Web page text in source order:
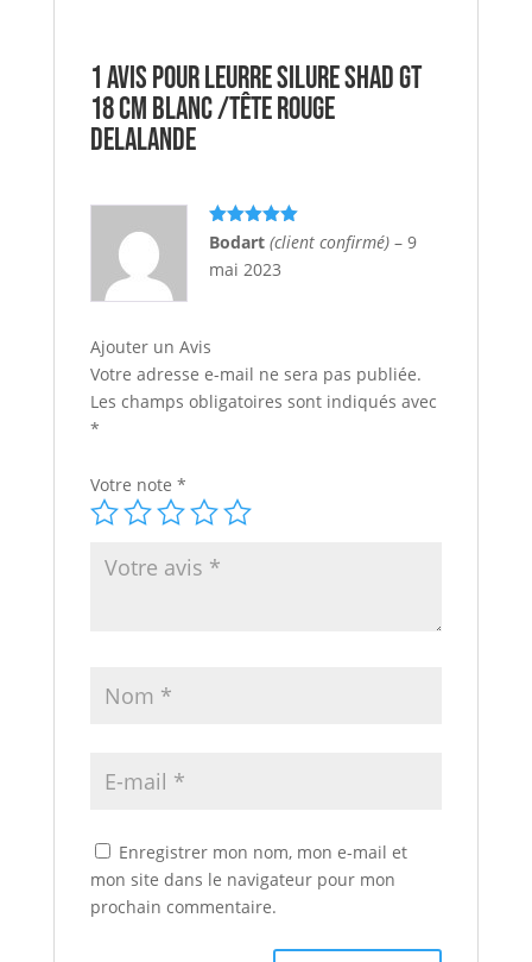
1 avis pourLeurre Silure Shad GT
18 cm Blanc /Tête rouge
DELALANDE
Note5sur
Bodart (client confirmé) – 9
mai 2023
Ajouter un Avis
Votre adresse e-mail ne sera pas publiée.
Les champs obligatoires sont indiqués avec
*
Votre note *
Enregistrer mon nom, mon e-mail et
mon site dans le navigateur pour mon
prochain commentaire.